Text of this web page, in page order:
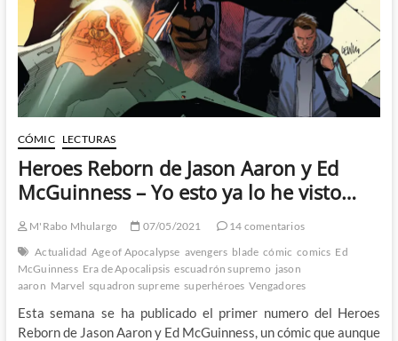
Joe
Kelly
CÓMIC LECTURAS
Heroes Reborn de Jason Aaron y Ed
McGuinness – Yo esto ya lo he visto…
M'Rabo Mhulargo 07/05/2021
14 comentarios
Actualidad Age of Apocalypse avengers blade cómic comics Ed
McGuinness Era de Apocalipsis escuadrón supremo jason
aaron Marvel squadron supreme superhéroes Vengadores
Esta semana se ha publicado el primer numero del Heroes
Reborn de Jason Aaron y Ed McGuinness, un cómic que aunque